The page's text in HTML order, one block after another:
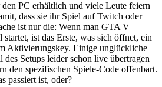
PC erhältlich und viele Leute feiern
dass sie ihr Spiel auf Twitch oder
ist nur die: Wenn man GTA V
ist das Erste, was sich öffnet, ein
Aktivierungskey. Einige unglückliche
des Setups leider schon live übertragen
den spezifischen Spiele-Code offenbart.
passiert ist, oder?